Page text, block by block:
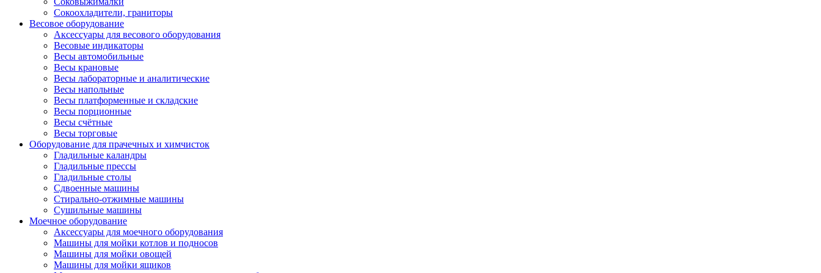
Сокоохладители, граниторы
Весовое оборудование
Аксессуары для весового оборудования
Весовые индикаторы
Весы автомобильные
Весы крановые
Весы лабораторные и аналитические
Весы напольные
Весы платформенные и складские
Весы порционные
Весы счётные
Весы торговые
Оборудование для прачечных и химчисток
Гладильные каландры
Гладильные прессы
Гладильные столы
Сдвоенные машины
Стирально-отжимные машины
Сушильные машины
Моечное оборудование
Аксессуары для моечного оборудования
Машины для мойки котлов и подносов
Машины для мойки овощей
Машины для мойки ящиков